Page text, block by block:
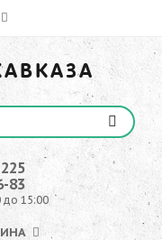
83
до 15:00